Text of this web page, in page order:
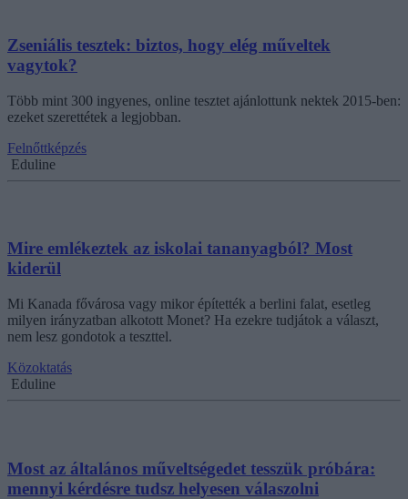
Zseniális tesztek: biztos, hogy elég műveltek
vagytok?
Több mint 300 ingyenes, online tesztet ajánlottunk nektek 2015-ben:
ezeket szerettétek a legjobban.
Felnőttképzés
Eduline
Mire emlékeztek az iskolai tananyagból? Most
kiderül
Mi Kanada fővárosa vagy mikor építették a berlini falat, esetleg
milyen irányzatban alkotott Monet? Ha ezekre tudjátok a választ,
nem lesz gondotok a teszttel.
Közoktatás
Eduline
Most az általános műveltségedet tesszük próbára:
mennyi kérdésre tudsz helyesen válaszolni